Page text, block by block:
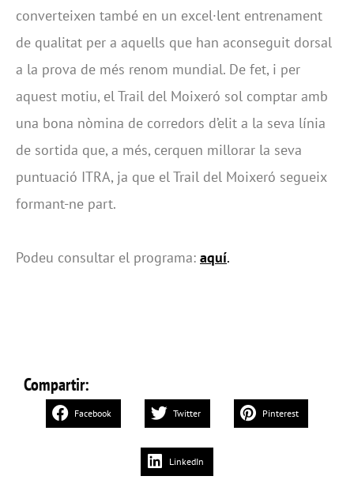
converteixen també en un excel·lent entrenament
de qualitat per a aquells que han aconseguit dorsal
a la prova de més renom mundial. De fet, i per
aquest motiu, el Trail del Moixeró sol comptar amb
una bona nòmina de corredors d’elit a la seva línia
de sortida que, a més, cerquen millorar la seva
puntuació ITRA, ja que el Trail del Moixeró segueix
formant-ne part.
Podeu consultar el programa: aquí.
Compartir:
Facebook Twitter Pinterest
LinkedIn